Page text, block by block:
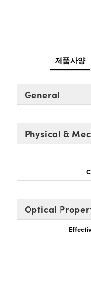
제품사양
General
Physical &
Optical